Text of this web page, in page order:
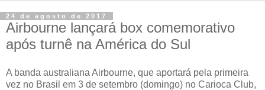
24 de agosto de 2017
Airbourne lançará box comemorativo
após turnê na América do Sul
A banda australiana Airbourne, que aportará pela primeira
vez no Brasil em 3 de setembro (domingo) no Carioca Club,